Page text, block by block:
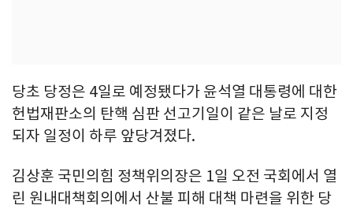
당초 당정은 4일로 예정됐다가 윤석열 대통령에 대한
헌법재판소의 탄핵 심판 선고기일이 같은 날로 지정
되자 일정이 하루 앞당겨졌다.
김상훈 국민의힘 정책위의장은 1일 오전 국회에서 열
린 원내대책회의에서 산불 피해 대책 마련을 위한 당